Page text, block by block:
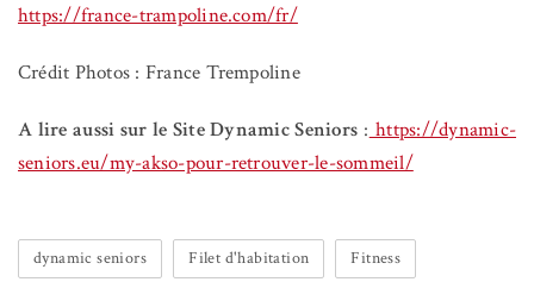
https://france-trampoline.com/fr/
Crédit Photos : France Trempoline
A lire aussi sur le Site Dynamic Seniors : https://dynamic-
seniors.eu/my-akso-pour-retrouver-le-sommeil/
dynamic seniors Filet d'habitation Fitness